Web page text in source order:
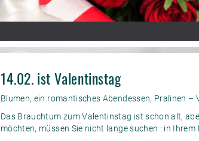
14.02. ist Valentinstag
Blumen, ein romantisches Abendessen, Pralinen –
Das Brauchtum zum Valentinstag ist schon alt,
möchten, müssen Sie nicht lange suchen : in